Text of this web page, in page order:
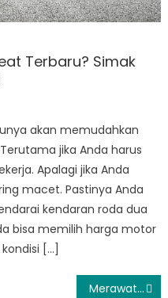
Terbaru? Simak
akan memudahkan
jika Anda harus
Apalagi jika Anda
macet. Pastinya Anda
kendaran roda dua
bisa memilih harga motor
[…]
Merawat Kecantikan Tubuh di Aesthetic Clinic Yang Berada di Kota Surabaya